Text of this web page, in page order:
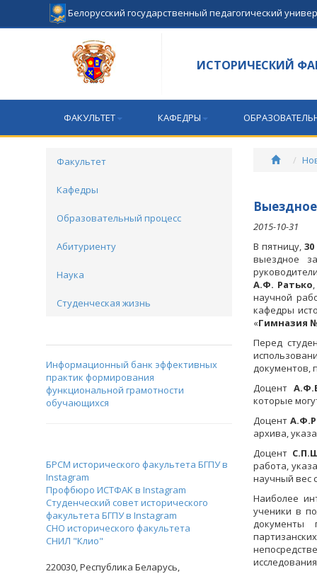
Белорусский государственный педагогический
ИСТОРИЧЕСКИЙ
ФАКУЛЬТЕТ КАФЕДРЫ
Факультет
Кафедры
Образовательный процесс
Абитуриенту
Наука
Студенческая жизнь
Информационный банк эффективных
практик формирования
функциональной грамотности
обучающихся
БРСМ исторического факультета БГПУ в
Instagram
Профбюро ИСТФАК в Instagram
Студенческий совет исторического
факультета БГПУ в Instagram
СНО исторического факультета
СНИЛ "Клио"
220030,Республика Беларусь,
2015-10-31
В пятницу,
выездное
А.Ф. Ратько
научной
кафедры
«Гимназия
Перед
документов,
Доцент
которые
Доцент
архива,
Доцент
работа,
научный вес
Наиболее
ученики в
документы